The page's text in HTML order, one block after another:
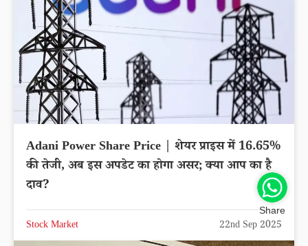
Adani Power Share Price | शेयर प्राइस में 16.65%
की तेजी, अब इस अपडेट का होगा असर; क्या आप का है
दाव?
Stock Market 22nd Sep 2025
Share